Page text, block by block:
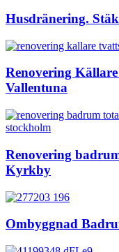
Husdränering.
Renovering
Vallentuna
Renovering
Kyrkby
Ombyggnad